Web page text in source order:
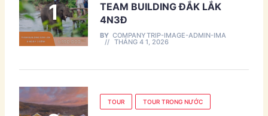
TEAM BUILDING ĐẮK LẮK
4N3Đ
BY COMPANYTRIP-IMAGE-ADMIN-IMA
THÁNG 4 1, 2026
TOUR TOUR TRONG NƯỚC